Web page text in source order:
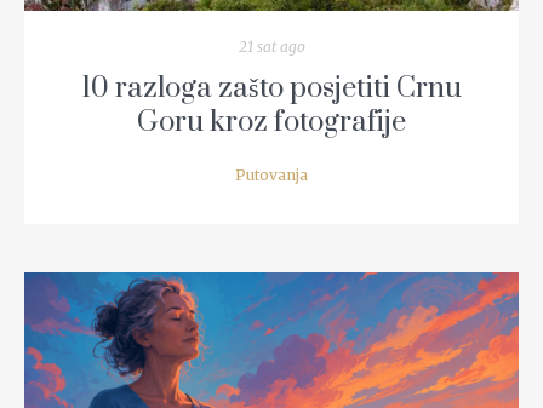
21 sat ago
10 razloga zašto posjetiti Crnu
Goru kroz fotografije
Putovanja